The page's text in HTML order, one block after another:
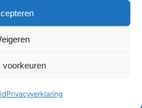
voorkeuren
Privacyverklaring